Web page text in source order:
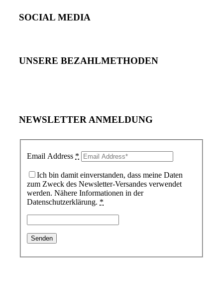
SOCIAL MEDIA
UNSERE BEZAHLMETHODEN
NEWSLETTER ANMELDUNG
Email Address *
Ich bin damit einverstanden, dass meine Daten
zum Zweck des Newsletter-Versandes verwendet
werden. Nähere Informationen in der
Datenschutzerklärung. *